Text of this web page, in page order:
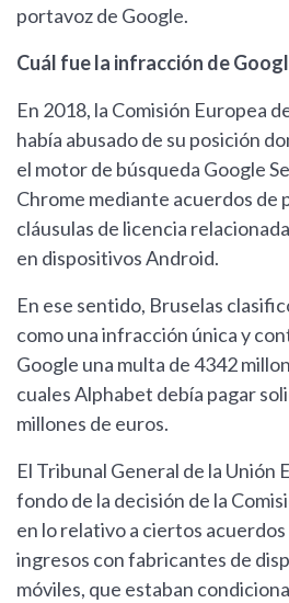
portavoz de Google.
Cuál fue la infracción de
En 2018, la Comisión Europea
había abusado de su posición
el motor de búsqueda Google
Chrome mediante acuerdos de
cláusulas de licencia
en dispositivos Android.
En ese sentido, Bruselas
como una infracción única y
Google una multa de 4342
cuales Alphabet debía pagar
millones de euros.
El Tribunal General de la Unión
fondo de la decisión de la
en lo relativo a ciertos
ingresos con fabricantes de
móviles, que estaban